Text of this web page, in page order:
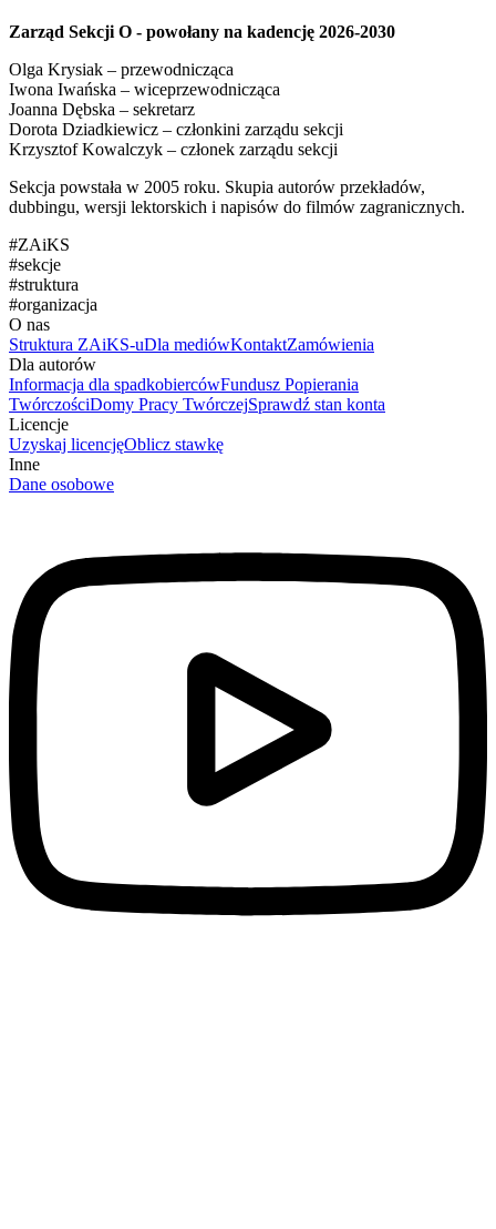
Zarząd Sekcji O - powołany na kadencję 2026-2030
Olga Krysiak – przewodnicząca
Iwona Iwańska – wiceprzewodnicząca
Joanna Dębska – sekretarz
Dorota Dziadkiewicz – członkini zarządu sekcji
Krzysztof Kowalczyk – członek zarządu sekcji
Sekcja powstała w 2005 roku. Skupia autorów przekładów,
dubbingu, wersji lektorskich i napisów do filmów zagranicznych.
#ZAiKS
#sekcje
#struktura
#organizacja
O nas
Struktura ZAiKS-uDla mediówKontaktZamówienia
Dla autorów
Informacja dla spadkobiercówFundusz Popierania
TwórczościDomy Pracy TwórczejSprawdź stan konta
Licencje
Uzyskaj licencjęOblicz stawkę
Inne
Dane osobowe